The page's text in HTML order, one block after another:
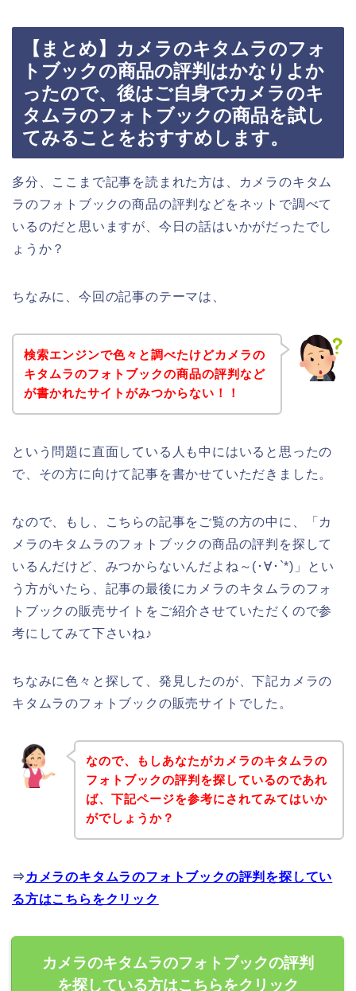
【まとめ】カメラのキタムラのフォ
トブックの商品の評判はかなりよか
ったので、後はご自身でカメラのキ
タムラのフォトブックの商品を試し
てみることをおすすめします。
多分、ここまで記事を読まれた方は、カメラのキタム
ラのフォトブックの商品の評判などをネットで調べて
いるのだと思いますが、今日の話はいかがだったでし
ょうか？
ちなみに、今回の記事のテーマは、
検索エンジンで色々と調べたけどカメラの
キタムラのフォトブックの商品の評判など
が書かれたサイトがみつからない！！
という問題に直面している人も中にはいると思ったの
で、その方に向けて記事を書かせていただきました。
なので、もし、こちらの記事をご覧の方の中に、「カ
メラのキタムラのフォトブックの商品の評判を探して
いるんだけど、みつからないんだよね～(･∀･`*)」とい
う方がいたら、記事の最後にカメラのキタムラのフォ
トブックの販売サイトをご紹介させていただくので参
考にしてみて下さいね♪
ちなみに色々と探して、発見したのが、下記カメラの
キタムラのフォトブックの販売サイトでした。
なので、もしあなたがカメラのキタムラの
フォトブックの評判を探しているのであれ
ば、下記ページを参考にされてみてはいか
がでしょうか？
⇒ カメラのキタムラのフォトブックの評判を探してい
る方はこちらをクリック
カメラのキタムラのフォトブックの評判
を探している方はこちらをクリック